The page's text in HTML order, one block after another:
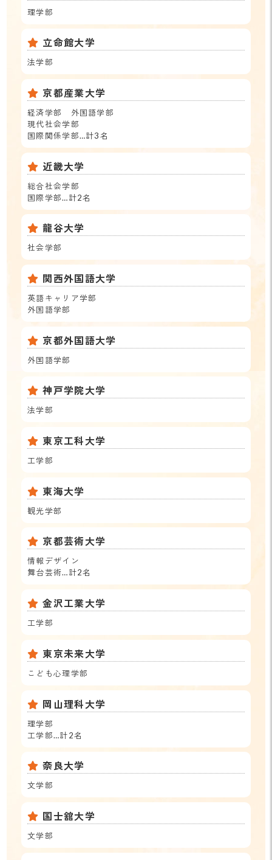
理学部
立命館大学
法学部
京都産業大学
経済学部 外国語学部
現代社会学部
国際関係学部…計3名
近畿大学
総合社会学部
国際学部…計2名
龍谷大学
社会学部
関西外国語大学
英語キャリア学部
外国語学部
京都外国語大学
外国語学部
神戸学院大学
法学部
東京工科大学
工学部
東海大学
観光学部
京都芸術大学
情報デザイン
舞台芸術…計2名
金沢工業大学
工学部
東京未来大学
こども心理学部
岡山理科大学
理学部
工学部…計2名
奈良大学
文学部
国士舘大学
文学部